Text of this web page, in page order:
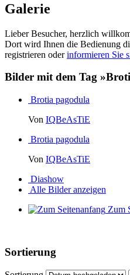
Galerie
Lieber Besucher, herzlich
Dort wird Ihnen die Bedienung
registrieren oderinformieren Sie
Bilder mit dem Tag
Brotia pagodula
Von IQBeAsTiE
Brotia pagodula
Von IQBeAsTiE
Diashow
Alle Bilder anzeigen
Zum
Sortierung